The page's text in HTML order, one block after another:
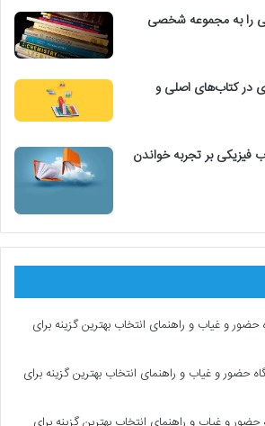
را به مجموعه شخصی
در کتاب‌های اصلی و
فیزیکی بر تجربه خواندن
حضور و غیاب و راهنمای انتخاب بهترین گزینه برای
حضور و غیاب و راهنمای انتخاب بهترین گزینه برای